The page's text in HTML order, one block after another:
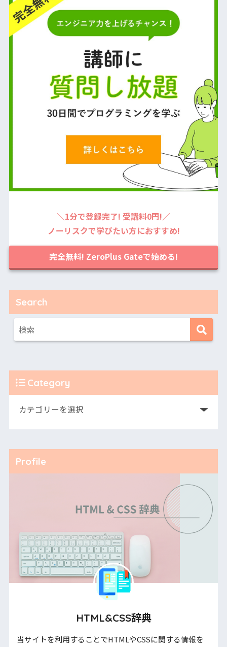
＼1分で登録完了! 受講料0円!／
ノーリスクで学びたい方におすすめ!
完全無料! ZeroPlus Gateで始める!
Search
Category
Profile
HTML&CSS辞典
当サイトを利用することでHTMLやCSSに関する情報を